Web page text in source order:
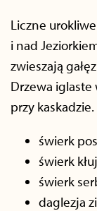
Liczne
i nad
zwieszają
Drzewa
przy kaskadzie.
świerk
świerk
świerk
daglezja